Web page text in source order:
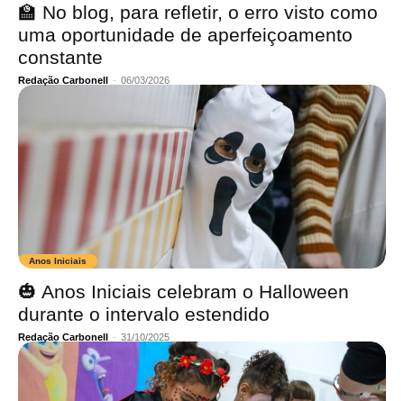
🏫 No blog, para refletir, o erro visto como
uma oportunidade de aperfeiçoamento
constante
Redação Carbonell - 06/03/2026
Anos Iniciais
🎃 Anos Iniciais celebram o Halloween
durante o intervalo estendido
Redação Carbonell - 31/10/2025